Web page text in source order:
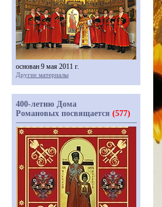
основан 9 мая 2011 г.
Другие материалы
400-летию Дома
Романовых посвящается (577)